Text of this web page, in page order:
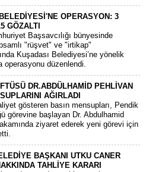
OPERASYON: 3
GÖZALTI
Başsavcılığı bünyesinde
"rüşvet" ve "irtikap"
Kuşadası Belediyesi’ne yönelik
operasyonu düzenlendi.
DR.ABDÜLHAMİD PEHLİVAN
AĞIRLADI
gösteren basın mensupları, Pendik
görevine başlayan Dr. Abdulhamid
ziyaret ederek yeni görevi için
BAŞKANI UTKU CANER
TAHLİYE KARARI